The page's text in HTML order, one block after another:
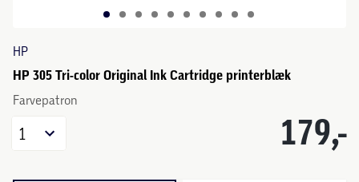
HP
HP 305 Tri-color Original Ink Cartridge printerblæk
Farvepatron
179,-
1